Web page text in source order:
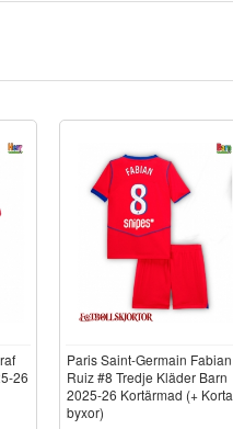
26
Paris Saint-Germain Fabian
Ruiz #8 Tredje Kläder Barn
2025-26 Kortärmad (+ Korta
byxor)